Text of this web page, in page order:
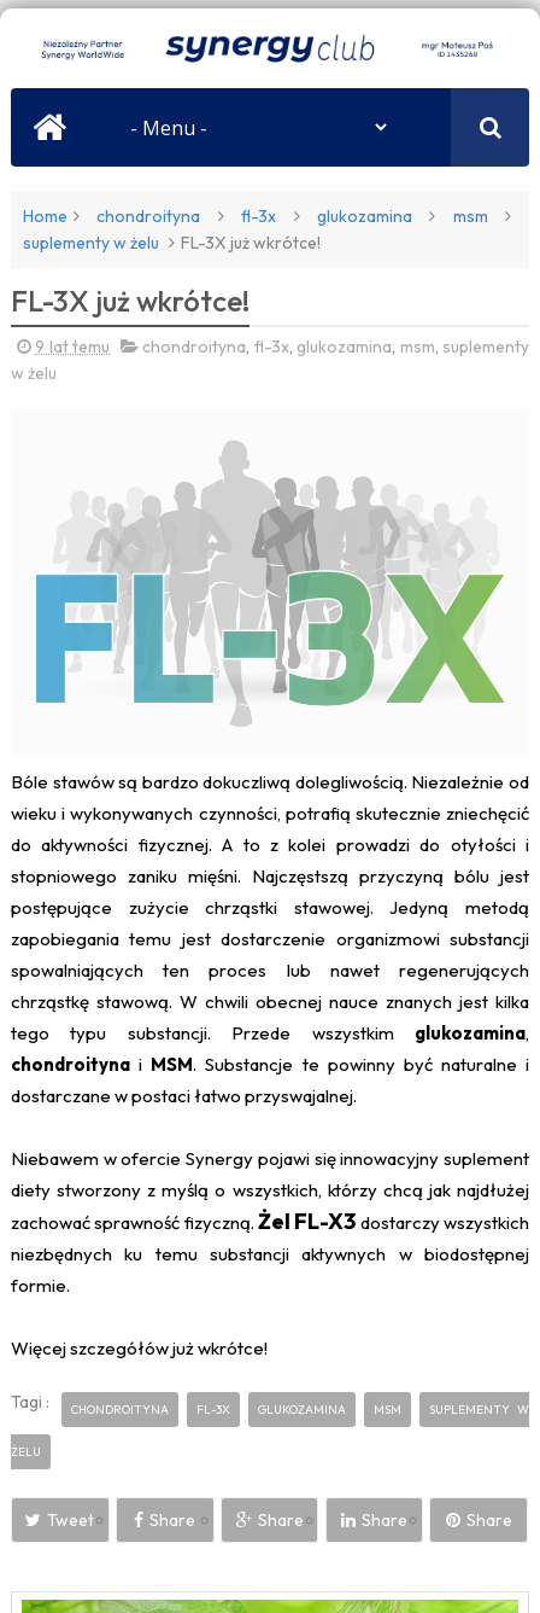
Home chondroityna fl-3x glukozamina
msm
suplementy w żelu
FL-3X już wkrótce!
FL-3X już wkrótce!
9 lat temu chondroityna, fl-3x, glukozamina, msm,suplementy
w żelu
Bóle stawów są bardzo dokuczliwą dolegliwością. Niezależnie od
wieku i wykonywanych czynności, potrafią skutecznie zniechęcić
do aktywności fizycznej. A to z kolei prowadzi do otyłości i
stopniowego zaniku mięśni. Najczęstszą przyczyną bólu jest
postępujące zużycie chrząstki stawowej. Jedyną metodą
zapobiegania temu jest dostarczenie organizmowi substancji
spowalniających ten proces lub nawet regenerujących
chrząstkę stawową. W chwili obecnej nauce znanych jest kilka
tego typu substancji. Przede wszystkim glukozamina,
chondroitynai MSM. Substancje te powinny być naturalne i
dostarczane w postaci łatwo przyswajalnej.
Niebawem w ofercie Synergy pojawi się innowacyjny suplement
diety stworzony z myślą o wszystkich, którzy chcą jak najdłużej
zachować sprawność fizyczną. Żel FL-X3 dostarczy wszystkich
niezbędnych ku temu substancji aktywnych w biodostępnej
formie.
Więcej szczegółów już wkrótce!
Tagi : CHONDROITYNA FL-3X GLUKOZAMINA MSM SUPLEMENTY W
ŻELU
Tweet Share Share Share Share